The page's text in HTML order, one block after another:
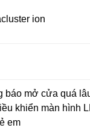
ion
báo mở cửa quá
khiển màn hình
em